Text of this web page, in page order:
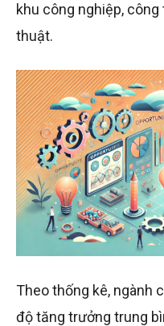
khu công nghiệp,
thuật.
Theo thống kê, ngành
độ tăng trưởng trung